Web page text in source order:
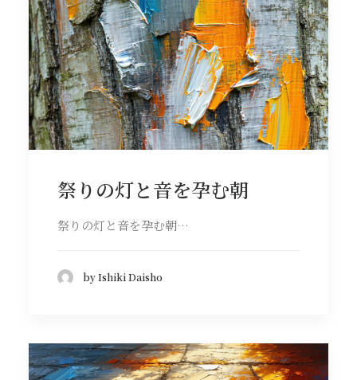
祭りの灯と音を孕む朝
祭りの灯と音を孕む朝…
by Ishiki Daisho